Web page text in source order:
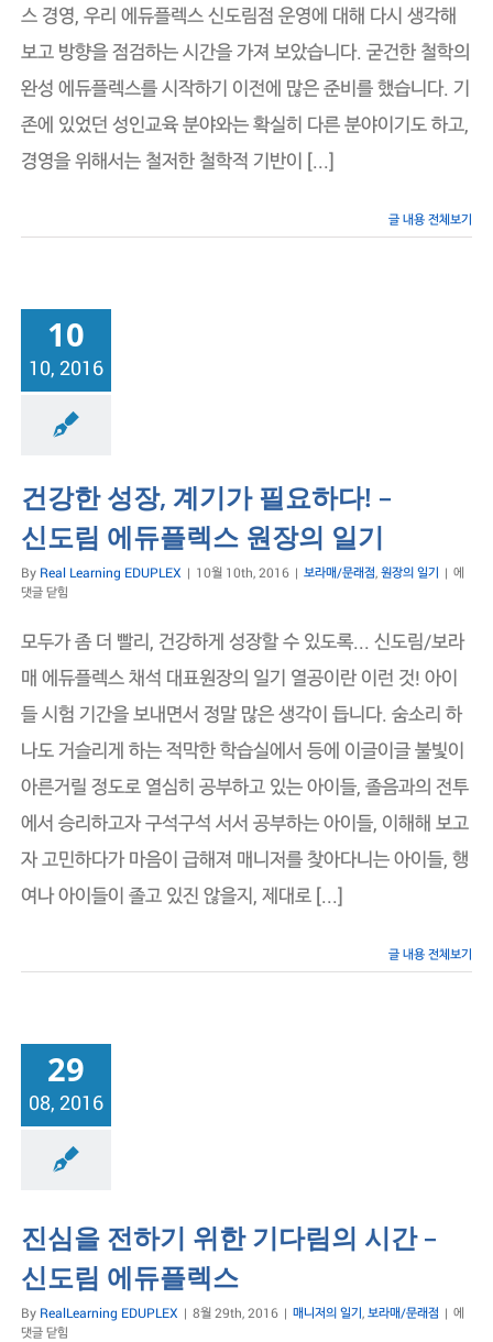
가
스 경영, 우리 에듀플렉스 신도림점 운영에 대해 다시 생각해
보고 방향을 점검하는 시간을 가져 보았습니다. 굳건한 철학의
완성 에듀플렉스를 시작하기 이전에 많은 준비를 했습니다. 기
존에 있었던 성인교육 분야와는 확실히 다른 분야이기도 하고,
경영을 위해서는 철저한 철학적 기반이 [...]
글 내용 전체보기
10
10, 2016
원장의 일기
건강한 성장, 계기가 필요하다! –
신도림 에듀플렉스 원장의 일기
By Real Learning EDUPLEX | 10월 10th, 2016 | 보라매/문래점,원장의 일기 | 건
성
장,
계
기
가
요
다!
신
도
림
렉
에
댓글 닫힘
모두가 좀 더 빨리, 건강하게 성장할 수 있도록... 신도림/보라
매 에듀플렉스 채석 대표원장의 일기 열공이란 이런 것! 아이
들 시험 기간을 보내면서 정말 많은 생각이 듭니다. 숨소리 하
나도 거슬리게 하는 적막한 학습실에서 등에 이글이글 불빛이
아른거릴 정도로 열심히 공부하고 있는 아이들, 졸음과의 전투
에서 승리하고자 구석구석 서서 공부하는 아이들, 이해해 보고
자 고민하다가 마음이 급해져 매니저를 찾아다니는 아이들, 행
여나 아이들이 졸고 있진 않을지, 제대로 [...]
글 내용 전체보기
29
08, 2016
진심을 전하기 위한 기다림의 시간 –
신도림 에듀플렉스
By RealLearning EDUPLEX | 8월 29th, 2016 | 매니저의 일기,보라매/문래점 | 진
에
댓글 닫힘